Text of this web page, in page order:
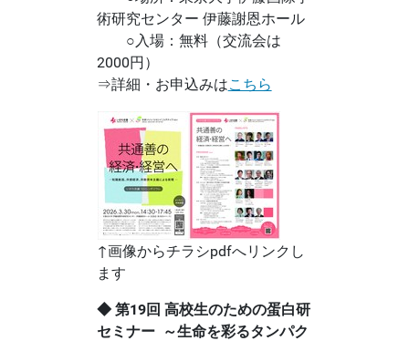
術研究センター 伊藤謝恩ホール
○入場：無料（交流会は
2000円）
⇒詳細・お申込みはこちら
↑画像からチラシpdfへリンクし
ます
◆ 第19回 高校生のための蛋白研
セミナー ～生命を彩るタンパク